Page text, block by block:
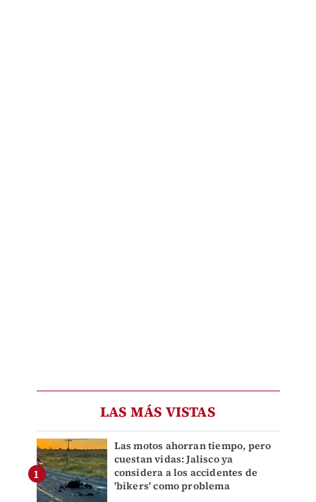
LAS MÁS VISTAS
Las motos ahorran tiempo, pero
cuestan vidas: Jalisco ya
considera a los accidentes de
'bikers' como problema